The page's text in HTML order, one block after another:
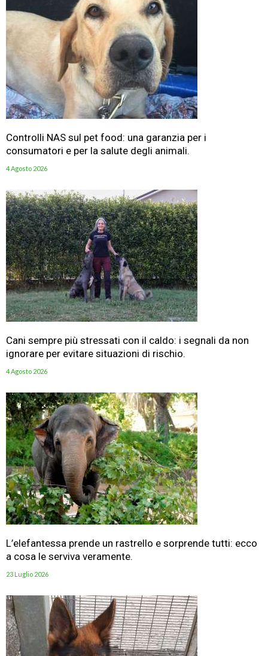
Controlli NAS sul pet food: una garanzia per i
consumatori e per la salute degli animali.
4 Agosto 2026
Cani sempre più stressati con il caldo: i segnali da non
ignorare per evitare situazioni di rischio.
4 Agosto 2026
L’elefantessa prende un rastrello e sorprende tutti: ecco
a cosa le serviva veramente.
23 Luglio 2026